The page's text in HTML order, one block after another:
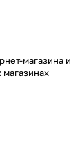
магазина и
магазинах